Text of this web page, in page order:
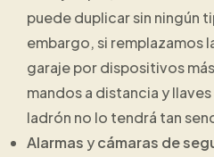
puede duplicar sin ningún
embargo, si remplazamos
garaje por dispositivos
mandos a distancia y
ladrón no lo tendrá tan
Alarmas ycámaras de